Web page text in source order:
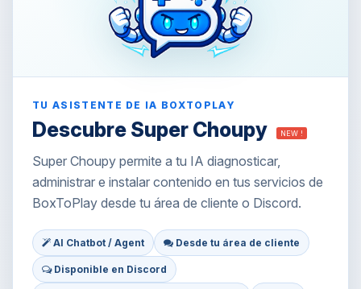
TU ASISTENTE DE IA BOXTOPLAY
Descubre Super Choupy NEW !
Super Choupy permite a tu IA diagnosticar,
administrar e instalar contenido en tus servicios de
BoxToPlay desde tu área de cliente o Discord.
AI Chatbot / Agent Desde tu área de cliente
Disponible en Discord